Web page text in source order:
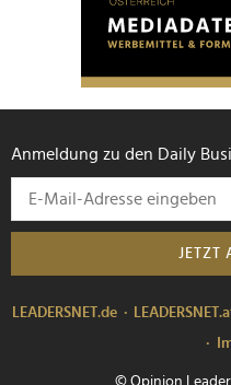
Anmeldung zu den Daily
JETZT
LEADERSNET.de